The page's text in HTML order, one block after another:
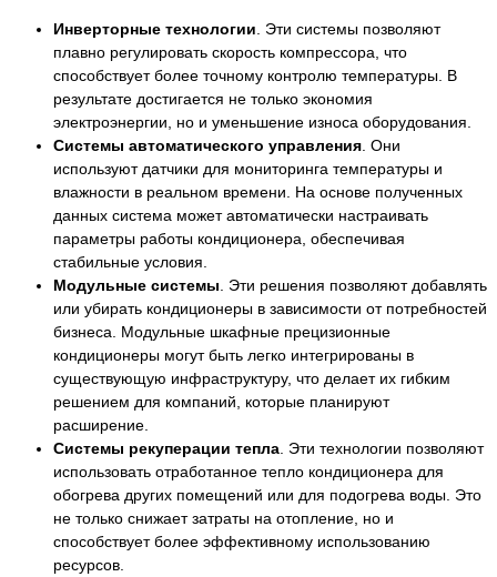
Инверторные технологии . Эти системы позволяют
плавно регулировать скорость компрессора, что
способствует более точному контролю температуры. В
результате достигается не только экономия
электроэнергии, но и уменьшение износа оборудования.
Системы автоматического управления . Они
используют датчики для мониторинга температуры и
влажности в реальном времени. На основе полученных
данных система может автоматически настраивать
параметры работы кондиционера, обеспечивая
стабильные условия.
Модульные системы . Эти решения позволяют добавлять
или убирать кондиционеры в зависимости от потребностей
бизнеса. Модульные шкафные прецизионные
кондиционеры могут быть легко интегрированы в
существующую инфраструктуру, что делает их гибким
решением для компаний, которые планируют
расширение.
Системы рекуперации тепла . Эти технологии позволяют
использовать отработанное тепло кондиционера для
обогрева других помещений или для подогрева воды. Это
не только снижает затраты на отопление, но и
способствует более эффективному использованию
ресурсов.